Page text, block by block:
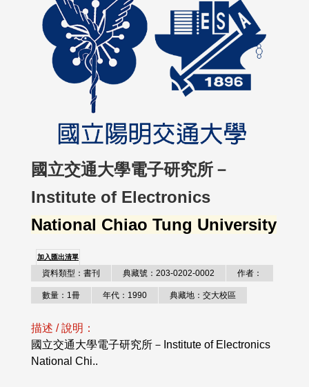
國立交通大學電子研究所－
Institute of Electronics
National Chiao Tung University
加入匯出清單
資料類型：書刊 典藏號：203-0202-0002 作者：
數量：1冊 年代：1990 典藏地：交大校區
描述 / 說明：
國立交通大學電子研究所－Institute of Electronics
National Chi..